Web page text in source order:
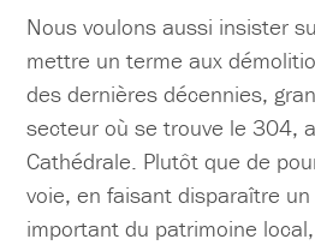
Nous voulons aussi insister
mettre un terme aux
des dernières décennies,
secteur où se trouve le 304,
Cathédrale. Plutôt que de
voie, en faisant disparaître
important du patrimoine